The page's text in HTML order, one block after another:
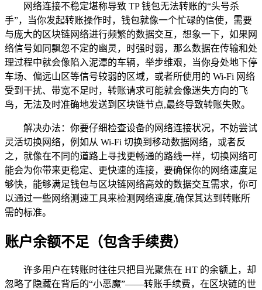
网络连接不稳定堪称导致 TP 钱包无法转账的“头号杀
手”，当你发起转账操作时，钱包就像一个忙碌的信使，需要
与庞大的区块链网络进行频繁的数据交互，想象一下，如果网
络信号如同飘忽不定的幽灵，时强时弱，那么数据在传输和处
理过程中就会像陷入泥潭的车辆，举步维艰，当你身处地下停
车场、偏远山区等信号较弱的区域，或者所使用的 Wi-Fi 网络
受到干扰、带宽不足时，转账请求可能就会像迷失方向的飞
鸟，无法及时准确地发送到区块链节点,最终导致转账失败。
解决办法：你要仔细检查设备的网络连接状况，不妨尝试
灵活切换网络，例如从 Wi-Fi 切换到移动数据网络，或者反
之，就像在不同的道路上寻找更畅通的路线一样，切换网络可
能会为你带来更稳定、更快速的连接，要确保你的网络速度足
够快，能够满足钱包与区块链网络高效的数据交互需求，你可
以通过一些网络测速工具来检测网络速度,确保其达到转账所
需的标准。
账户余额不足（包含手续费）
许多用户在转账时往往只把目光聚焦在 HT 的余额上，却
忽略了隐藏在背后的“小恶魔”——转账手续费，在区块链的世